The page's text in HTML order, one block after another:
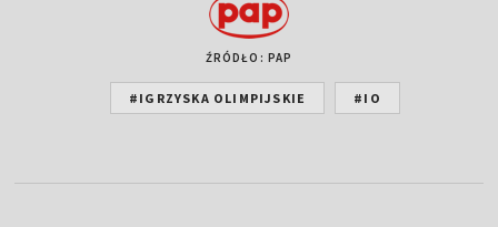
ŹRÓDŁO: PAP
#IGRZYSKA OLIMPIJSKIE #IO